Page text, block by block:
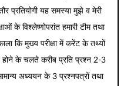
प्रतियोगी यह समस्या मुझे व मेरी
के विश्लेष्णोपरांत हमारी टीम तथा
कि मुख्य परीक्षा में करेंट के तथ्यों
के चलते करीब प्रति प्रश्न 2-3
अध्ययन के 3 प्रश्नपत्रों तथा